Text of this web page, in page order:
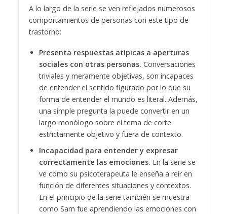
A lo largo de la serie se ven reflejados numerosos
comportamientos de personas con este tipo de
trastorno:
Presenta respuestas atípicas a aperturas
sociales con otras personas. Conversaciones
triviales y meramente objetivas, son incapaces
de entender el sentido figurado por lo que su
forma de entender el mundo es literal. Además,
una simple pregunta la puede convertir en un
largo monólogo sobre el tema de corte
estrictamente objetivo y fuera de contexto.
Incapacidad para entender y expresar
correctamente las emociones. En la serie se
ve como su psicoterapeuta le enseña a reír en
función de diferentes situaciones y contextos.
En el principio de la serie también se muestra
como Sam fue aprendiendo las emociones con